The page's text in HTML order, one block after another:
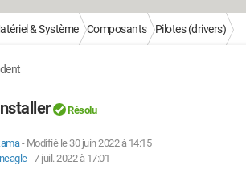
& Système Composants Pilotes (drivers)
Résolu
- Modifié le 30 juin 2022 à 14:15
-7 juil. 2022 à 17:01